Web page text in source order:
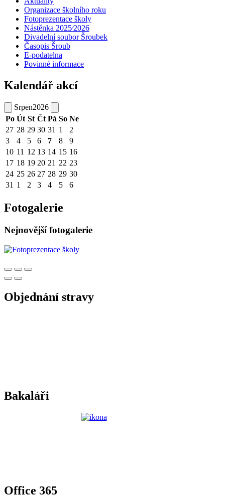
Organizace školního roku
Fotoprezentace školy
Nástěnka 2025⁄2026
Divadelní soubor Šroubek
Časopis Šroub
E-podatelna
Povinné informace
Kalendář akcí
Srpen2026
Po Út St Čt Pá So Ne
27 28 29 30 31 1
2
3
4 5 6 7 8
9
10 11 12 13 14 15 16
17 18 19 20 21 22 23
24 25 26 27 28 29 30
31 1 2 3 4 5 6
Fotogalerie
Nejnovější fotogalerie
Objednání stravy
Bakaláři
Office 365